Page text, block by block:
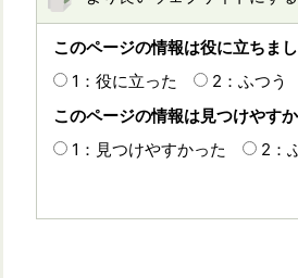
このページの情報は役に立ちま
1：役に立った
2：ふつう
このページの情報は見つけやす
1：見つけやすかった
2：